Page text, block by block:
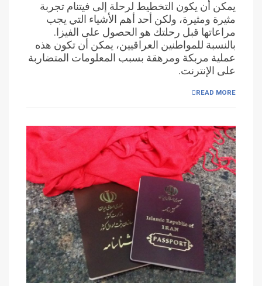
يمكن أن يكون التخطيط لرحلة إلى فيتنام تجربة
مثيرة ومثيرة، ولكن أحد أهم الأشياء التي يجب
مراعاتها قبل رحلتك هو الحصول على الفيزا.
بالنسبة للمواطنين العراقيين، يمكن أن تكون هذه
عملية مربكة ومرهقة بسبب المعلومات المتضاربة
على الإنترنت.
READ MORE